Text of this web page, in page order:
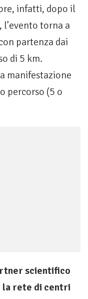
infatti, dopo il
l’evento torna a
partenza dai
di 5 km.
manifestazione
percorso (5 o
scientifico
la rete di centri